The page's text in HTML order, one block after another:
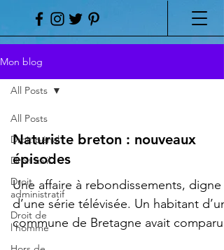
Analyse de certaines
questions juridiques
DROIT ET NATURISME
Mon blog
All Posts
Droit pénal
Droit civil
Droit
administratif
Droit de
l'homme
All Posts
Naturiste breton : nouveaux
épisodes
Une affaire à rebondissements, digne
d’une série télévisée. Un habitant
commune de Bretagne avait comparu
devant une chambre correctionnelle